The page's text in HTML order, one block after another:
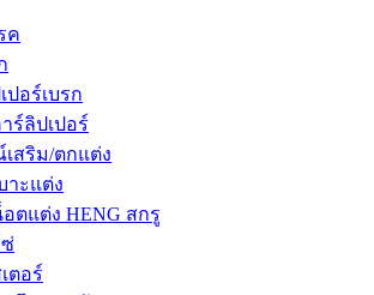
ค
ปอร์เบรก
ร์ลิปเปอร์
สริม/ตกแต่ง
าะแต่ง
ตแต่ง HENG สกรู
ตอร์